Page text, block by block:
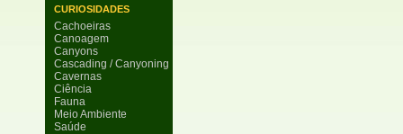
CURIOSIDADES
Cachoeiras
Canoagem
Canyons
Cascading / Canyoning
Cavernas
Ciência
Fauna
Meio Ambiente
Saúde